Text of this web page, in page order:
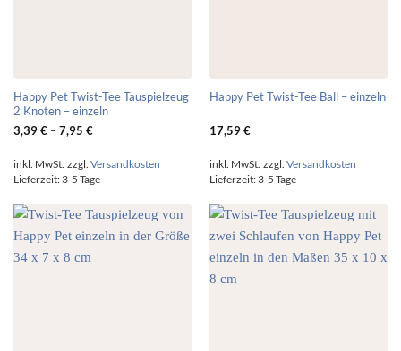
Happy Pet Twist-Tee Tauspielzeug
2 Knoten – einzeln
3,39€–7,95 €
inkl. MwSt. zzgl. Versandkosten
Lieferzeit: 3-5 Tage
Happy Pet Twist-Tee Ball – einzeln
17,59€
inkl. MwSt. zzgl. Versandkosten
Lieferzeit: 3-5 Tage